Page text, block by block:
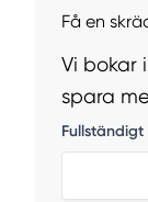
Få en
Vi bokar
spara
Fullständigt